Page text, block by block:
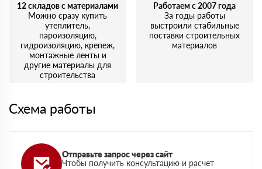
12 складов с материалами
Можно сразу купить
утеплитель,
пароизоляцию,
гидроизоляцию, крепеж,
монтажные ленты и
другие материалы для
строительства
Работаем с 2007 года
За годы работы
выстроили стабильные
поставки строительных
материалов
Схема работы
Отправьте запрос через сайт
Чтобы получить консультацию и расчет